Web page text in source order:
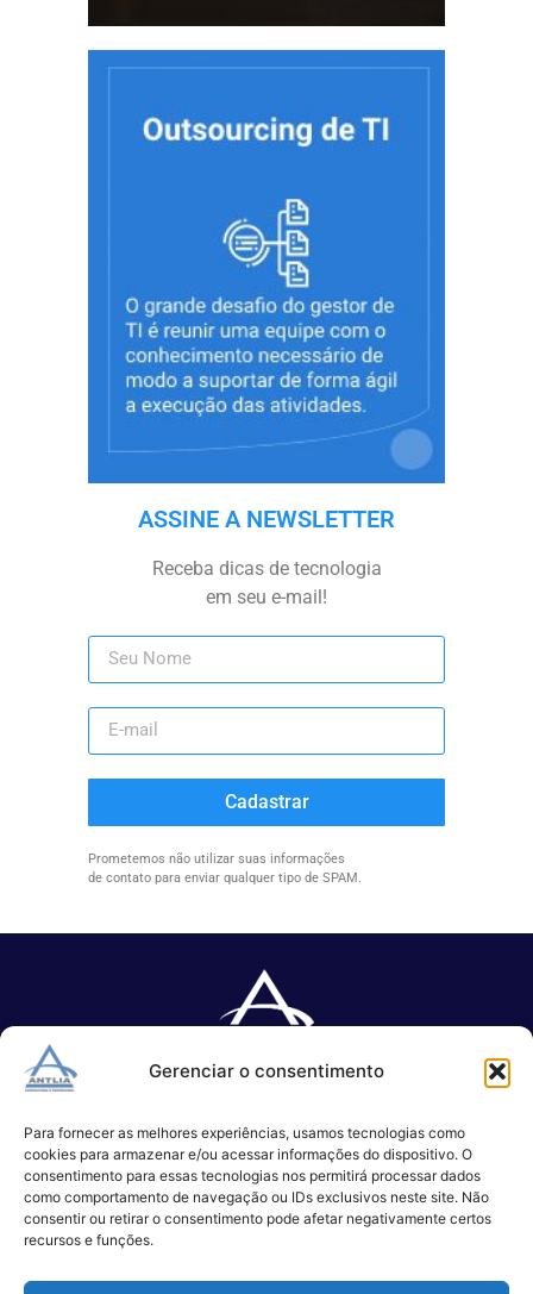
Gerenciar o consentimento
Para fornecer as melhores experiências, usamos tecnologias como
cookies para armazenar e/ou acessar informações do dispositivo. O
consentimento para essas tecnologias nos permitirá processar dados
como comportamento de navegação ou IDs exclusivos neste site. Não
consentir ou retirar o consentimento pode afetar negativamente certos
recursos e funções.
ASSINE A NEWSLETTER
Receba dicas de tecnologia
em seu e-mail!
Cadastrar
Prometemos não utilizar suas informações
de contato para enviar qualquer tipo de SPAM.
TI.
(11) 3017-0999